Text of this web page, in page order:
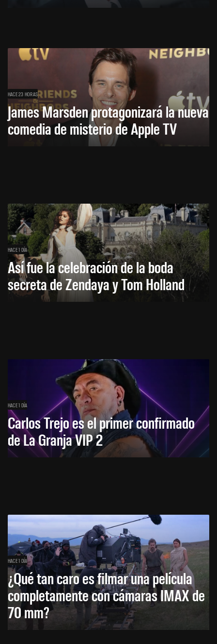
HACE 23 HORAS
James Marsden protagonizará la nueva
comedia de misterio de Apple TV
HACE 1 DÍA
Así fue la celebración de la boda
secreta de Zendaya y Tom Holland
HACE 1 DÍA
Carlos Trejo es el primer confirmado
de La Granja VIP 2
HACE 1 DÍA
¿Qué tan caro es filmar una película
completamente con cámaras IMAX de
70 mm?